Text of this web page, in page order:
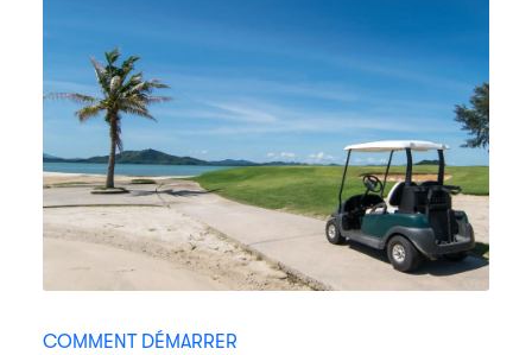
COMMENT DÉMARRER